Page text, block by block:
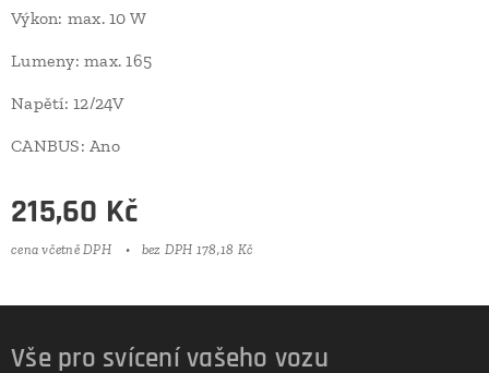
Výkon: max. 10 W
Lumeny: max. 165
Napětí: 12/24V
CANBUS: Ano
215,60 Kč
cena včetně DPH bez DPH 178,18 Kč
Vše pro svícení vašeho vozu